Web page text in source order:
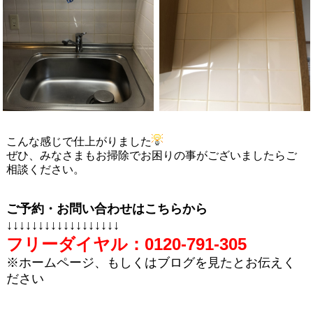
こんな感じで仕上がりました
ぜひ、みなさまもお掃除でお困りの事がございましたらご
相談ください。
ご予約・お問い合わせはこちらから
↓↓↓↓↓↓↓↓↓↓↓↓↓↓↓↓↓↓
フリーダイヤル： 0120-791-305
※ホームページ、もしくはブログを見たとお伝えく
ださい